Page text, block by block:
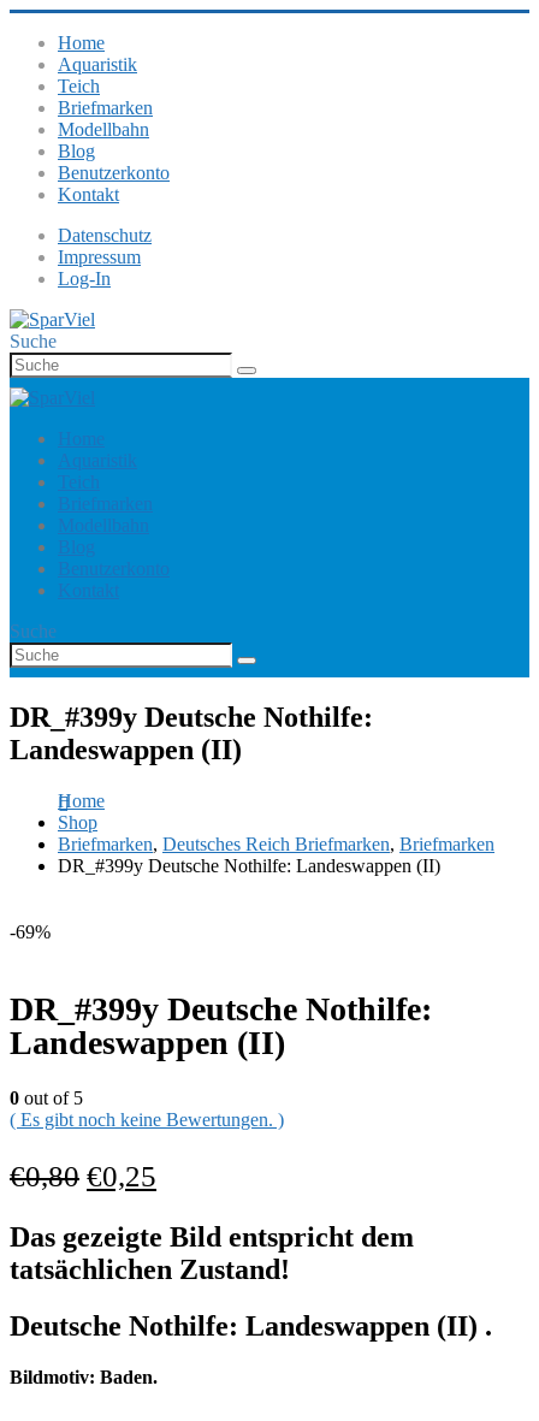
Home
Aquaristik
Teich
Briefmarken
Modellbahn
Blog
Benutzerkonto
Kontakt
Datenschutz
Impressum
Log-In
Suche
Home
Aquaristik
Teich
Briefmarken
Modellbahn
Blog
Benutzerkonto
Kontakt
Suche
DR_#399y Deutsche Nothilfe:
Landeswappen (II)
Home
Shop
Briefmarken, Deutsches Reich Briefmarken, Briefmarken
DR_#399y Deutsche Nothilfe: Landeswappen (II)
-69%
DR_#399y Deutsche Nothilfe:
Landeswappen (II)
0 out of 5
( Es gibt noch keine Bewertungen. )
€0,80 €0,25
Das gezeigte Bild entspricht dem
tatsächlichen Zustand!
Deutsche Nothilfe: Landeswappen (II) .
Bildmotiv: Baden.